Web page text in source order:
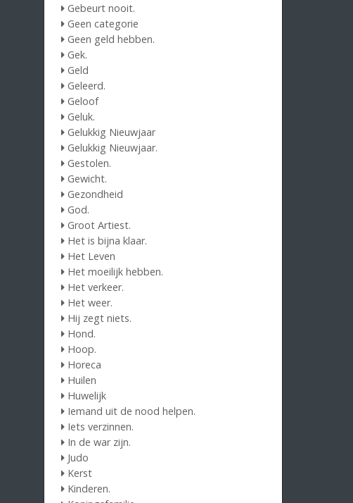
Gebeurt nooit.
Geen categorie
Geen geld hebben.
Gek.
Geld
Geleerd.
Geloof
Geluk.
Gelukkig Nieuwjaar
Gelukkig Nieuwjaar.
Gestolen.
Gewicht.
Gezondheid
God.
Groot Artiest.
Het is bijna klaar.
Het Leven
Het moeilijk hebben.
Het verkeer.
Het weer.
Hij zegt niets.
Hond.
Hoop.
Horeca
Huilen
Huwelijk
Iemand uit de nood helpen.
Iets verzinnen.
In de war zijn.
Judo
Kerst
Kinderen.